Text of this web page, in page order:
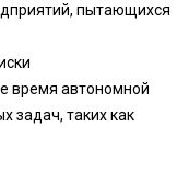
пытающихся
время автономной
задач, таких как